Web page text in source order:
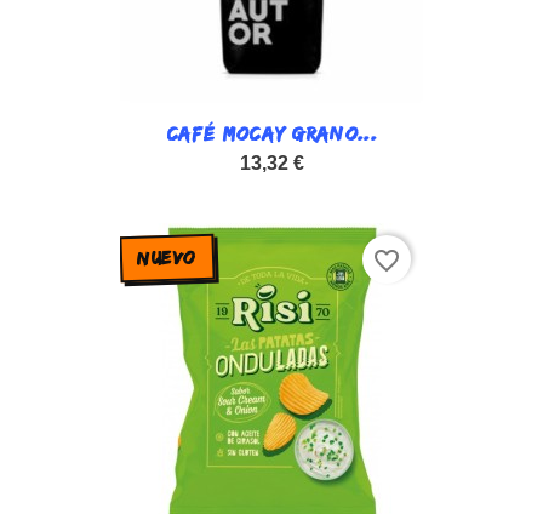
CAFÉ MOCAY GRANO...
13,32 €
NUEVO favorite_border